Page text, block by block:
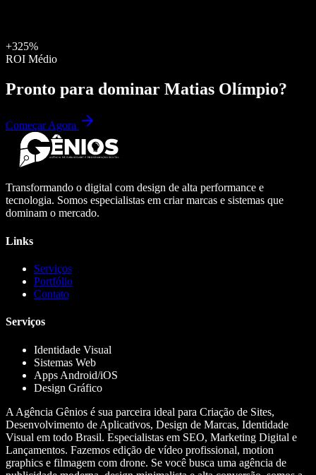
+325%
ROI Médio
Pronto para dominar Matias Olímpio?
Começar Agora
Transformando o digital com design de alta performance e
tecnologia. Somos especialistas em criar marcas e sistemas que
dominam o mercado.
Links
Serviços
Portfólio
Contato
Serviços
Identidade Visual
Sistemas Web
Apps Android/iOS
Design Gráfico
A Agência Gênios é sua parceira ideal para Criação de Sites,
Desenvolvimento de Aplicativos, Design de Marcas, Identidade
Visual em todo Brasil. Especialistas em SEO, Marketing Digital e
Lançamentos. Fazemos edição de vídeo profissional, motion
graphics e filmagem com drone. Se você busca uma agência de